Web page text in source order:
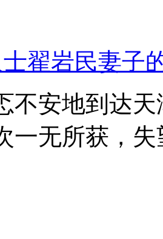
翟岩民妻子
不安地到达
一无所获，